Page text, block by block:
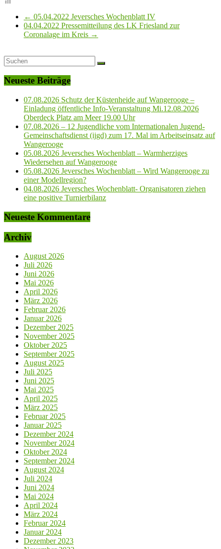
← 05.04.2022 Jeversches Wochenblatt IV
04.04.2022 Pressemitteilung des LK Friesland zur
Coronalage im Kreis →
Neueste Beiträge
07.08.2026 Schutz der Küstenheide auf Wangerooge –
Einladung öffentliche Info-Veranstaltung Mi.12.08.2026
Oberdeck Platz am Meer 19.00 Uhr
07.08.2026 – 12 Jugendliche vom Internationalen Jugend-
Gemeinschaftsdienst (ijgd) zum 17. Mal im Arbeitseinsatz auf
Wangerooge
05.08.2026 Jeversches Wochenblatt – Warmherziges
Wiedersehen auf Wangerooge
05.08.2026 Jeversches Wochenblatt – Wird Wangerooge zu
einer Modellregion?
04.08.2026 Jeversches Wochenblatt- Organisatoren ziehen
eine positive Turnierbilanz
Neueste Kommentare
Archiv
August 2026
Juli 2026
Juni 2026
Mai 2026
April 2026
März 2026
Februar 2026
Januar 2026
Dezember 2025
November 2025
Oktober 2025
September 2025
August 2025
Juli 2025
Juni 2025
Mai 2025
April 2025
März 2025
Februar 2025
Januar 2025
Dezember 2024
November 2024
Oktober 2024
September 2024
August 2024
Juli 2024
Juni 2024
Mai 2024
April 2024
März 2024
Februar 2024
Januar 2024
Dezember 2023